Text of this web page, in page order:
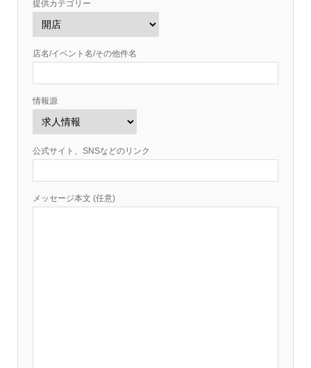
提供カテゴリー
店名/イベント名/その他件名
情報源
公式サイト、SNSなどのリンク
メッセージ本文 (任意)